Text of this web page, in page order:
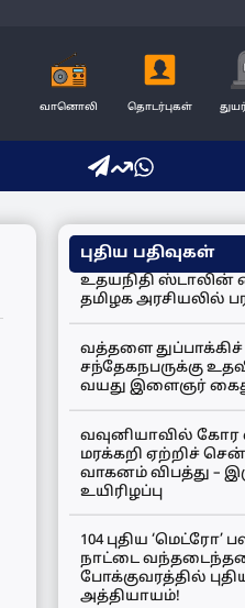
வானொலி தொடர்புகள்
புதிய பதிவுகள்
உதயநிதி ஸ்டாலின்
தமிழக அரசியலில்
வத்தளை துப்பாக்கிச்
சந்தேகநபருக்கு
வயது இளைஞர்
வவுனியாவில் கோர
மரக்கறி ஏற்றிச்
வாகனம் விபத்து –
உயிரிழப்பு
104 புதிய ‘மெட்ரோ’
நாட்டை
போக்குவரத்தில்
அத்தியாயம்!